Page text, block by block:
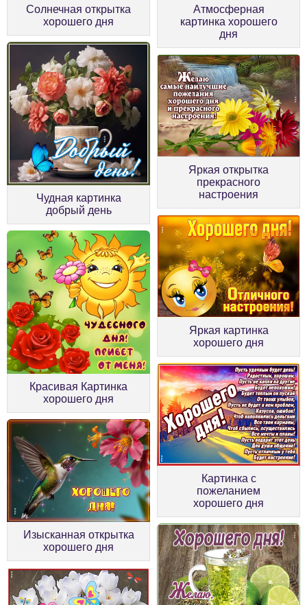
Солнечная открытка
хорошего дня
Атмосферная
картинка хорошего
дня
Чудная картинка
добрый день
Яркая открытка
прекрасного
настроения
Красивая Картинка
хорошего дня
Яркая картинка
хорошего дня
Изысканная открытка
хорошего дня
Картинка с
пожеланием
хорошего дня